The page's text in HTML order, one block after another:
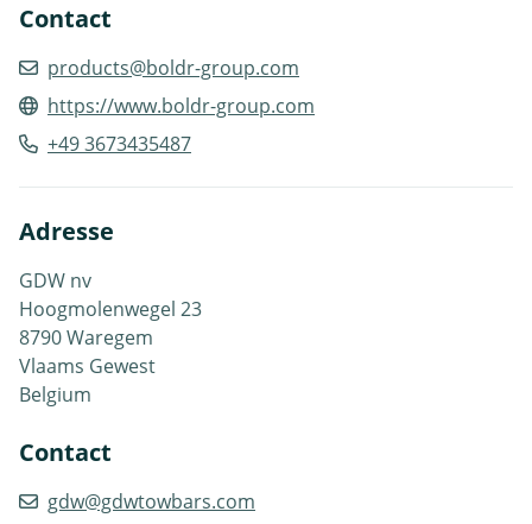
Contact
products@boldr-group.com
https://www.boldr-group.com
+49 3673435487
Adresse
GDW nv
Hoogmolenwegel 23
8790 Waregem
Vlaams Gewest
Belgium
Contact
gdw@gdwtowbars.com